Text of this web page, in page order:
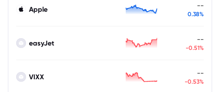
Apple --
0.38%
easyJet --
-0.51%
VIXX --
-0.53%